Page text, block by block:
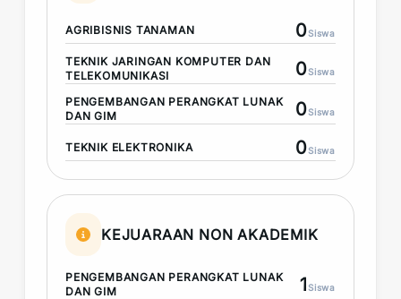
AGRIBISNIS TANAMAN 0Siswa
TEKNIK JARINGAN KOMPUTER DAN
TELEKOMUNIKASI
0Siswa
PENGEMBANGAN PERANGKAT LUNAK
DAN GIM
0Siswa
TEKNIK ELEKTRONIKA 0Siswa
KEJUARAAN NON AKADEMIK
PENGEMBANGAN PERANGKAT LUNAK
DAN GIM
1Siswa